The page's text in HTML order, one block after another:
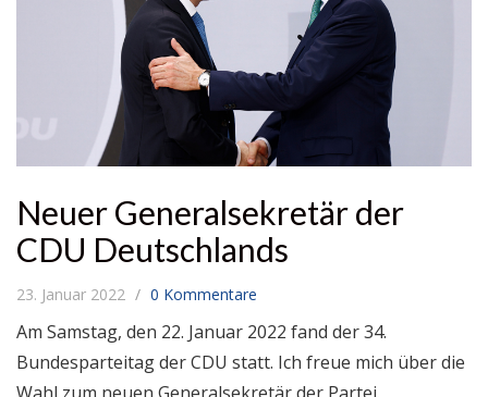
Neuer Generalsekretär der
CDU Deutschlands
23. Januar 2022 0 Kommentare
Am Samstag, den 22. Januar 2022 fand der 34.
Bundesparteitag der CDU statt. Ich freue mich über die